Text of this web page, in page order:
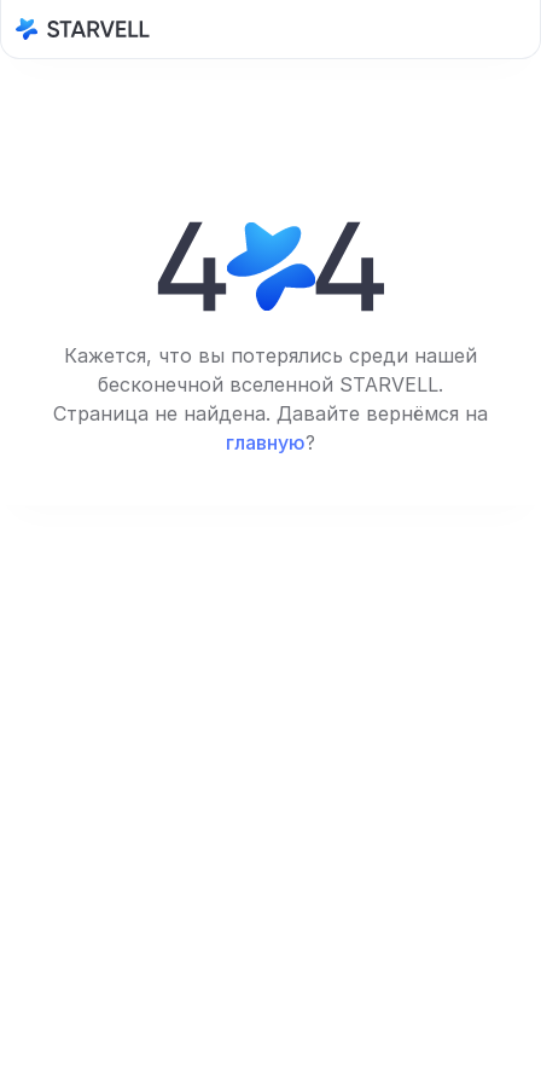
Кажется, что вы потерялись среди нашей
бесконечной вселенной STARVELL.
Страница не найдена. Давайте вернёмся на
главную?